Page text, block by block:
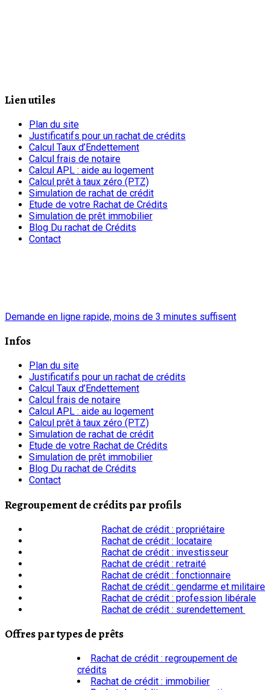
Lien utiles
Plan du site
Justificatifs pour un rachat de crédits
Calcul Taux d’Endettement
Calcul frais de notaire
Calcul APL : aide au logement
Calcul prêt à taux zéro (PTZ)
Simulation de rachat de crédit
Etude de votre Rachat de Crédits
Simulation de prêt immobilier
Blog Du rachat de Crédits
Contact
Demande en ligne rapide, moins de 3 minutes suffisent
Infos
Plan du site
Justificatifs pour un rachat de crédits
Calcul Taux d’Endettement
Calcul frais de notaire
Calcul APL : aide au logement
Calcul prêt à taux zéro (PTZ)
Simulation de rachat de crédit
Etude de votre Rachat de Crédits
Simulation de prêt immobilier
Blog Du rachat de Crédits
Contact
Regroupement de crédits par profils
Rachat de crédit : propriétaire
Rachat de crédit : locataire
Rachat de crédit : investisseur
Rachat de crédit : retraité
Rachat de crédit : fonctionnaire
Rachat de crédit : gendarme et militaire
Rachat de crédit : profession libérale
Rachat de crédit : surendettement
Offres par types de prêts
Rachat de crédit : regroupement de
crédits
Rachat de crédit : immobilier